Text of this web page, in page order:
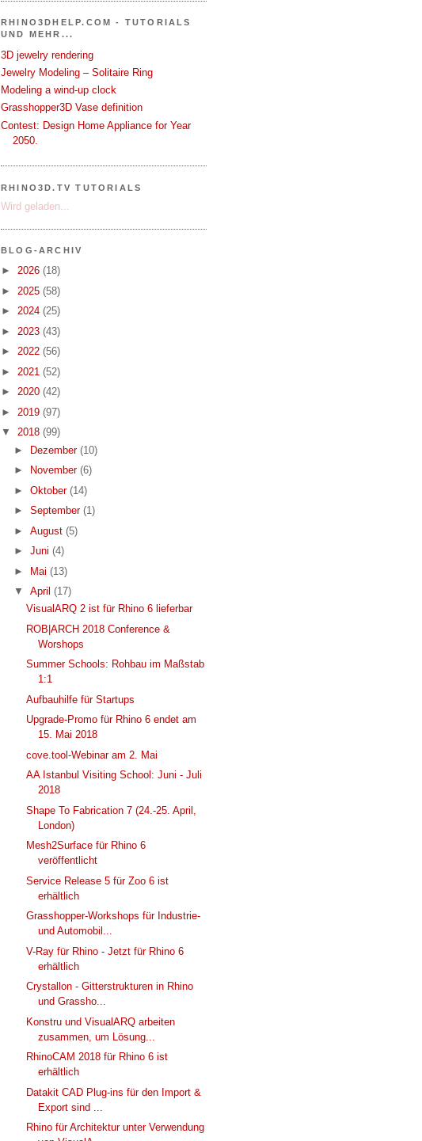
RHINO3DHELP.COM - TUTORIALS
UND MEHR...
3D jewelry rendering
Jewelry Modeling – Solitaire Ring
Modeling a wind-up clock
Grasshopper3D Vase definition
Contest: Design Home Appliance for Year
2050.
RHINO3D.TV TUTORIALS
Wird geladen...
BLOG-ARCHIV
► 2026 (18)
► 2025 (58)
► 2024 (25)
► 2023 (43)
► 2022 (56)
► 2021 (52)
► 2020 (42)
► 2019 (97)
▼ 2018 (99)
► Dezember (10)
►
November (6)
► Oktober (14)
► September (1)
► August (5)
► Juni (4)
► Mai (13)
▼ April (17)
VisualARQ 2 ist für Rhino 6 lieferbar
ROB|ARCH 2018 Conference &
Worshops
Summer Schools: Rohbau im Maßstab
1:1
Aufbauhilfe für Startups
Upgrade-Promo für Rhino 6 endet am
15. Mai 2018
cove.tool-Webinar am 2. Mai
AA Istanbul Visiting School: Juni - Juli
2018
Shape To Fabrication 7 (24.-25. April,
London)
Mesh2Surface für Rhino 6
veröffentlicht
Service Release 5 für Zoo 6 ist
erhältlich
Grasshopper-Workshops für Industrie-
und Automobil...
V-Ray für Rhino - Jetzt für Rhino 6
erhältlich
Crystallon - Gitterstrukturen in Rhino
und Grassho...
Konstru und VisualARQ arbeiten
zusammen, um Lösung...
RhinoCAM 2018 für Rhino 6 ist
erhältlich
Datakit CAD Plug-ins für den Import &
Export sind ...
Rhino für Architektur unter Verwendung